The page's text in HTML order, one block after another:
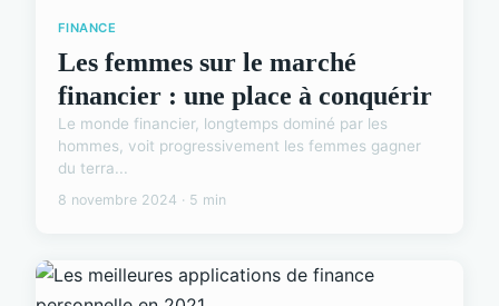
FINANCE
Les femmes sur le marché
financier : une place à conquérir
Le monde financier, longtemps dominé par les
hommes, voit progressivement les femmes gagner
du terra...
8 novembre 2024 · 5 min